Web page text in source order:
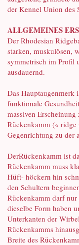
der Kennel Union des
ALLGEMEINES
Der Rhodesian
starken, muskulösen,
symmetrisch im Profil
ausdauernd.
Das Hauptaugenmerk
funktionale
massiven
Rückenkamm (« ridge
Gegenrichtung zu der
DerRückenkamm ist
Rückenkamm muss
Hüft- höckern hin
den Schultern
Rückenkamm darf
dieselbe Form haben
Unterkanten der
Rückenkamms
Breite des